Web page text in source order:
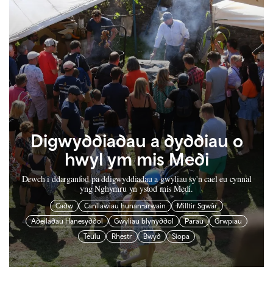
Digwyddiadau a dyddiau o
hwyl ym mis Medi
Dewch i ddarganfod pa ddigwyddiadau a gwyliau sy'n cael eu cynnal
yng Nghymru yn ystod mis Medi.
Cadw Canllawiau hunan-arwain
Milltir Sgwâr
Adeiladau Hanesyddol
Gwyliau blynyddol Parau
Grwpiau
Teulu
Rhestr Bwyd Siopa